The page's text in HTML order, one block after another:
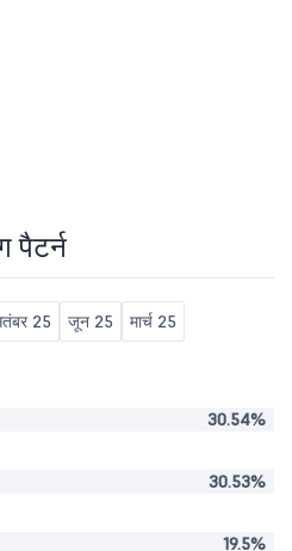
पैटर्न
25 जून 25 मार्च 25
30.54%
30.53%
19.5%